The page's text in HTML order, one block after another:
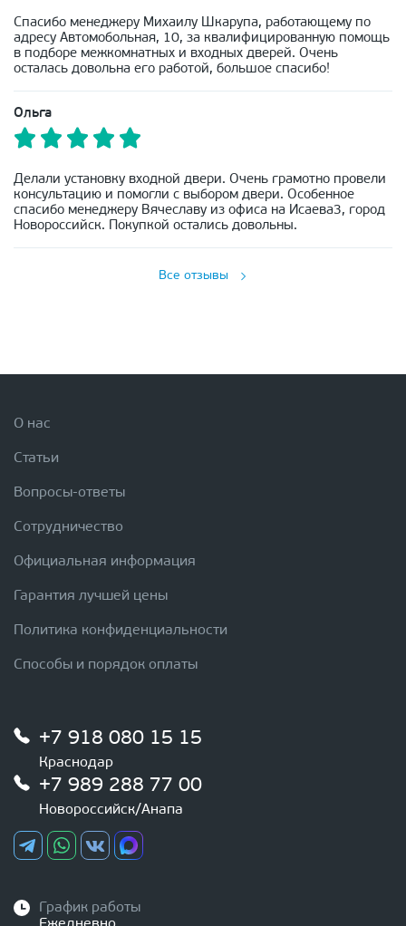
Спасибо менеджеру Михаилу Шкарупа, работающему по
адресу Автомобольная, 10, за квалифицированную помощь
в подборе межкомнатных и входных дверей. Очень
осталась довольна его работой, большое спасибо!
Ольга
Делали установку входной двери. Очень грамотно провели
консультацию и помогли с выбором двери. Особенное
спасибо менеджеру Вячеславу из офиса на Исаева3, город
Новороссийск. Покупкой остались довольны.
Все отзывы
О нас
Статьи
Вопросы-ответы
Сотрудничество
Официальная информация
Гарантия лучшей цены
Политика конфиденциальности
Способы и порядок оплаты
+7 918 080 15 15
Краснодар
+7 989 288 77 00
Новороссийск/Анапа
График работы